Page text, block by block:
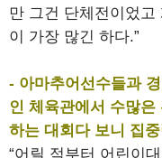
만 그건 단체전이었
이 가장 많긴 하다.”
- 아마추어선수들과
인 체육관에서 수많
하는 대회다 보니 집
“어릴 적부터 어린이